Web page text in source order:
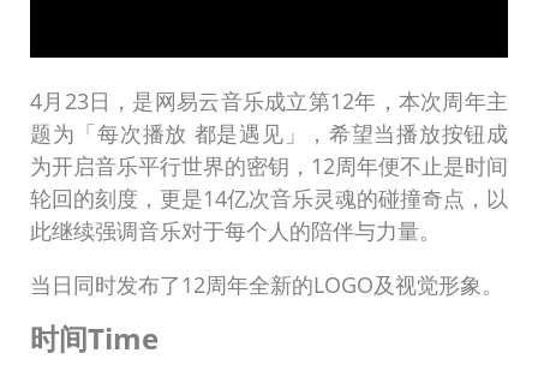
4月23日，是网易云音乐成立第12年，本次周年主
题为「每次播放 都是遇见」，希望当播放按钮成
为开启音乐平行世界的密钥，12周年便不止是时间
轮回的刻度，更是14亿次音乐灵魂的碰撞奇点，以
此继续强调音乐对于每个人的陪伴与力量。
当日同时发布了12周年全新的LOGO及视觉形象。
时间Time